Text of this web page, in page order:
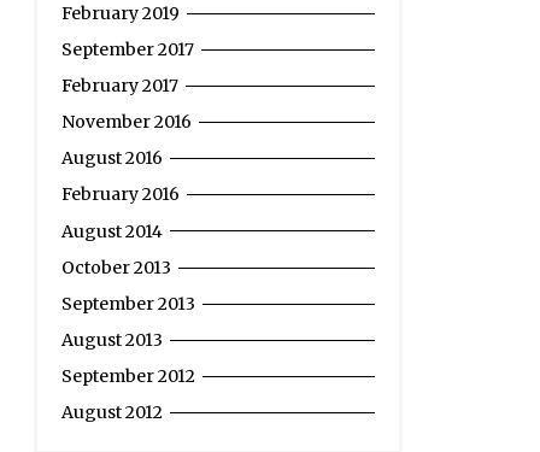
February 2019
September 2017
February 2017
November 2016
August 2016
February 2016
August 2014
October 2013
September 2013
August 2013
September 2012
August 2012